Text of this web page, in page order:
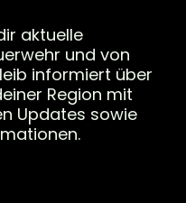
aktuelle
und von
informiert über
Region mit
Updates sowie